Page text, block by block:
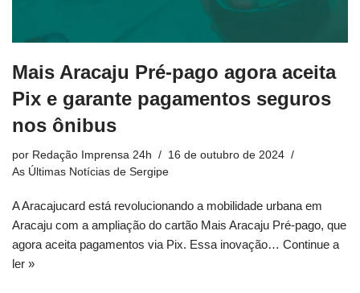
Mais Aracaju Pré-pago agora aceita
Pix e garante pagamentos seguros
nos ônibus
por Redação Imprensa 24h
16 de outubro de 2024
As Últimas Notícias de Sergipe
A Aracajucard está revolucionando a mobilidade urbana em
Aracaju com a ampliação do cartão Mais Aracaju Pré-pago, que
agora aceita pagamentos via Pix. Essa inovação… Continue a
ler »